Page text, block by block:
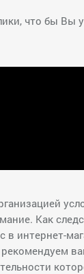
что бы Вы
Как
в интернет-